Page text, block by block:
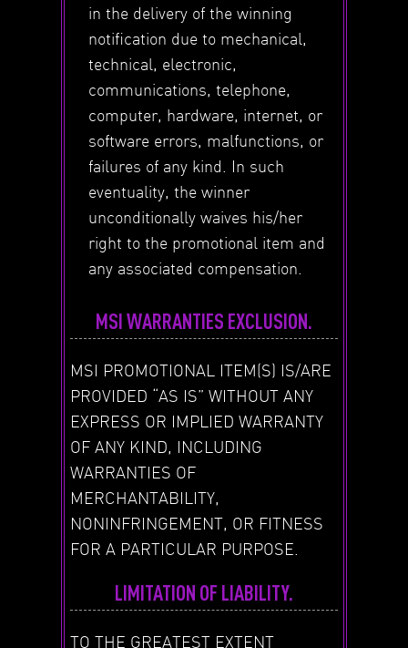
in the delivery of the winning
notification due to mechanical,
technical, electronic,
communications, telephone,
computer, hardware, internet, or
software errors, malfunctions, or
failures of any kind. In such
eventuality, the winner
unconditionally waives his/her
right to the promotional item and
any associated compensation.
MSI WARRANTIES EXCLUSION.
MSI PROMOTIONAL ITEM(S) IS/ARE
PROVIDED “AS IS” WITHOUT ANY
EXPRESS OR IMPLIED WARRANTY
OF ANY KIND, INCLUDING
WARRANTIES OF
MERCHANTABILITY,
NONINFRINGEMENT, OR FITNESS
FOR A PARTICULAR PURPOSE.
LIMITATION OF LIABILITY.
TO THE GREATEST EXTENT